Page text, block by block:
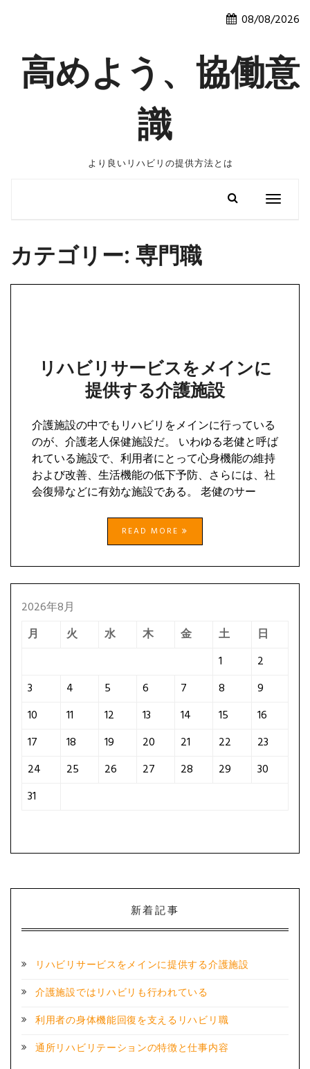
08/08/2026
高めよう、協働意
識
より良いリハビリの提供方法とは
Toggle
カテゴリー: 専門職
リハビリサービスをメインに
提供する介護施設
介護施設の中でもリハビリをメインに行っている
のが、介護老人保健施設だ。 いわゆる老健と呼ば
れている施設で、利用者にとって心身機能の維持
および改善、生活機能の低下予防、さらには、社
会復帰などに有効な施設である。 老健のサー
READ MORE
2026年8月
月
火 水 木 金 土
日
1
2
3
4 5 6 7 8
9
10
11 12 13 14 15
16
17
18 19 20 21 22
23
24
25 26 27 28 29
30
31
新着記事
リハビリサービスをメインに提供する介護施設
介護施設ではリハビリも行われている
利用者の身体機能回復を支えるリハビリ職
通所リハビリテーションの特徴と仕事内容